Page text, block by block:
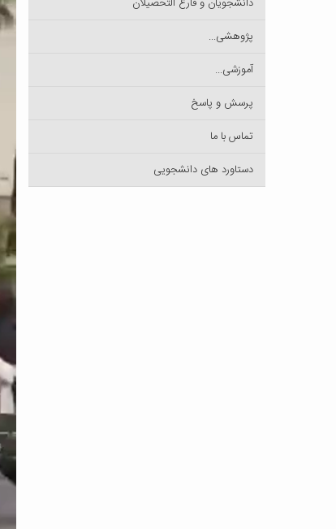
پژوهشی...
آموزشی...
پرسش و پاسخ
تماس با ما
دستاورد های دانشجویی